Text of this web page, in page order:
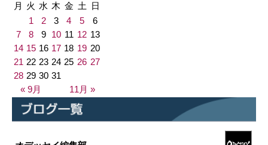
月 火 水 木 金 土 日
« 9月 11月 »
1 2 3 4 5
6
7
8 9 10 11 12 13
14 15 16 17 18 19 20
21 22 23 24 25 26 27
28 29 30 31